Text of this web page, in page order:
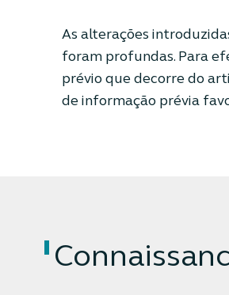
As alterações
foram profundas. Para
prévio que decorre do
de informação prévia